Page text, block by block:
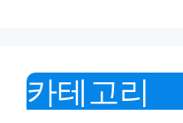
카테고리